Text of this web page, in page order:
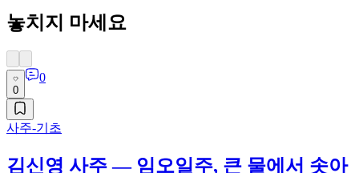
놓치지 마세요
0
0
사주-기초
김신영 사주 — 임오일주, 큰 물에서 솟아